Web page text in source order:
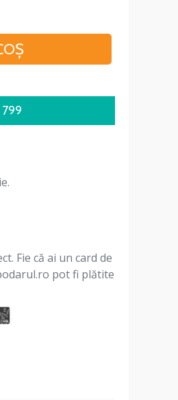
Fie că ai un card de
pot fi plătite